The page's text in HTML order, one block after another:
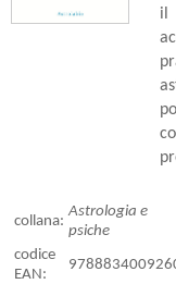
il
collana:
Astrologia e
psiche
codice
EAN: